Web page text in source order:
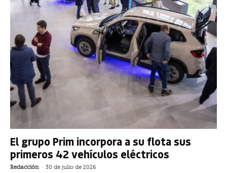
El grupo Prim incorpora a su flota sus
primeros 42 vehículos eléctricos
Redacción - 30 de julio de 2026